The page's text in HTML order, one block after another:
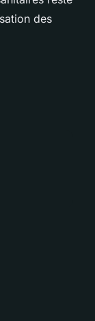
des